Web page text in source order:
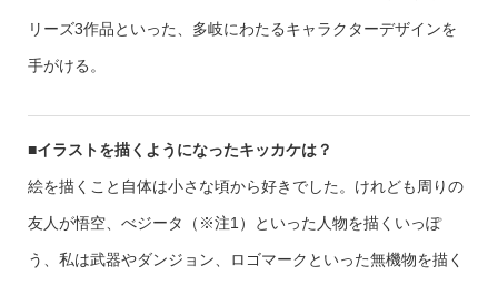
リーズ3作品といった、多岐にわたるキャラクターデザインを
手がける。
■イラストを描くようになったキッカケは？
絵を描くこと自体は小さな頃から好きでした。けれども周りの
友人が悟空、べジータ（※注1）といった人物を描くいっぽ
う、私は武器やダンジョン、ロゴマークといった無機物を描く